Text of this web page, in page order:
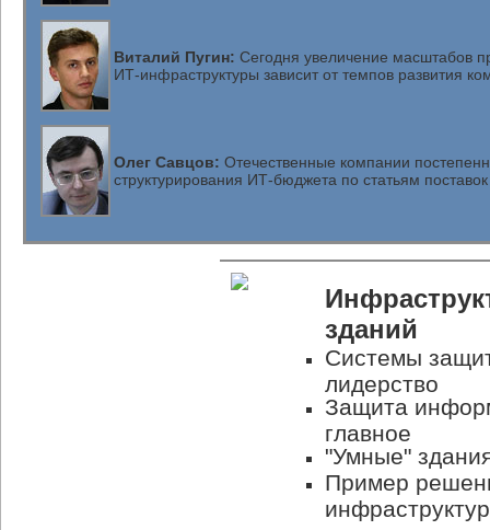
Виталий Пугин: Сегодня увеличение масштабов
ИТ-инфраструктуры зависит от темпов развития
Олег Савцов: Отечественные компании
структурирования ИТ-бюджета по статьям поставок
зданий
Системы
лидерство
Защита
главное
"Умные"
Пример